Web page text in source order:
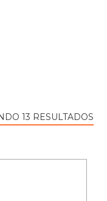
13 RESULTADOS